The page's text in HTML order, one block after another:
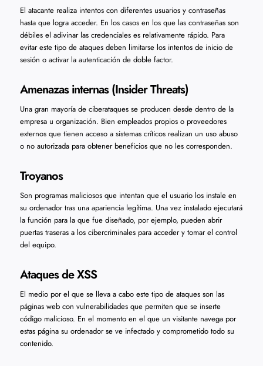
El atacante realiza intentos con diferentes usuarios y contraseñas
hasta que logra acceder. En los casos en los que las contraseñas son
débiles el adivinar las credenciales es relativamente rápido. Para
evitar este tipo de ataques deben limitarse los intentos de inicio de
sesión o activar la autenticación de doble factor.
Amenazas internas (Insider Threats)
Una gran mayoría de ciberataques se producen desde dentro de la
empresa u organización. Bien empleados propios o proveedores
externos que tienen acceso a sistemas críticos realizan un uso abuso
o no autorizada para obtener beneficios que no les corresponden.
Troyanos
Son programas maliciosos que intentan que el usuario los instale en
su ordenador tras una apariencia legítima. Una vez instalado ejecutará
la función para la que fue diseñado, por ejemplo, pueden abrir
puertas traseras a los cibercriminales para acceder y tomar el control
del equipo.
Ataques de XSS
El medio por el que se lleva a cabo este tipo de ataques son las
páginas web con vulnerabilidades que permiten que se inserte
código malicioso. En el momento en el que un visitante navega por
estas página su ordenador se ve infectado y comprometido todo su
contenido.